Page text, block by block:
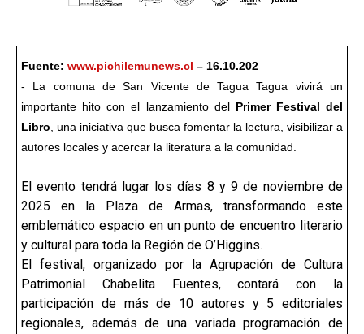
Fuente: www.pichilemunews.cl – 16.10.202
- La comuna de San Vicente de Tagua Tagua vivirá un
importante hito con el lanzamiento del Primer Festival del
Libro , una iniciativa que busca fomentar la lectura, visibilizar a
autores locales y acercar la literatura a la comunidad.
El evento tendrá lugar los días 8 y 9 de noviembre de
2025 en la Plaza de Armas, transformando este
emblemático espacio en un punto de encuentro literario
y cultural para toda la Región de O’Higgins.
El festival, organizado por la Agrupación de Cultura
Patrimonial Chabelita Fuentes, contará con la
participación de más de 10 autores y 5 editoriales
regionales, además de una variada programación de